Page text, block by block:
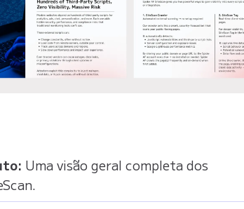
Uma visão geral completa dos